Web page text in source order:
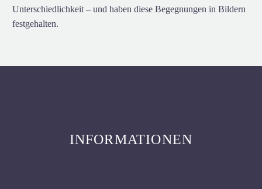
Unterschiedlichkeit – und haben diese Begegnungen in Bildern
festgehalten.
INFORMATIONEN